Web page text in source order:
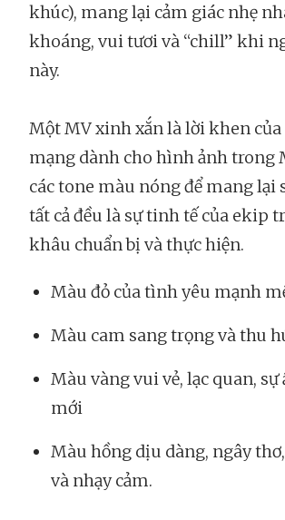
khúc), mang lại cảm giác nhẹ
khoáng, vui tươi và “chill” khi
này.
Một MV xinh xắn là lời khen của
mạng dành cho hình ảnh trong
các tone màu nóng để mang lại
tất cả đều là sự tinh tế của ekip
khâu chuẩn bị và thực hiện.
Màu đỏ của tình yêu mạnh
Màu cam sang trọng và thu
Màu vàng vui vẻ, lạc quan, sự
mới
Màu hồng dịu dàng, ngây
và nhạy cảm.